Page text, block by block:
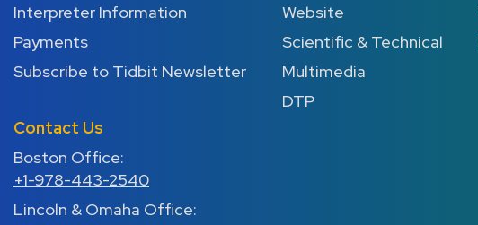
Interpreter Information
Payments
Subscribe to Tidbit Newsletter
Contact Us
Boston Office:
+1-978-443-2540
Lincoln & Omaha Office:
Website
Scientific & Technical
Multimedia
DTP